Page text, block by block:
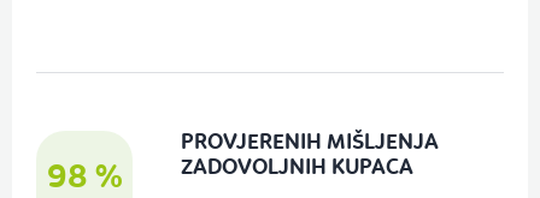
98 %
PROVJERENIH MIŠLJENJA
ZADOVOLJNIH KUPACA